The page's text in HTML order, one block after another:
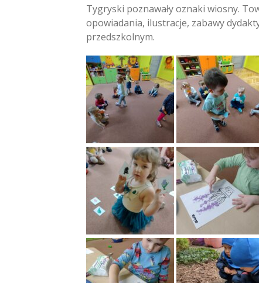
Tygryski poznawały oznaki wiosny.
opowiadania, ilustracje, zabawy
przedszkolnym.